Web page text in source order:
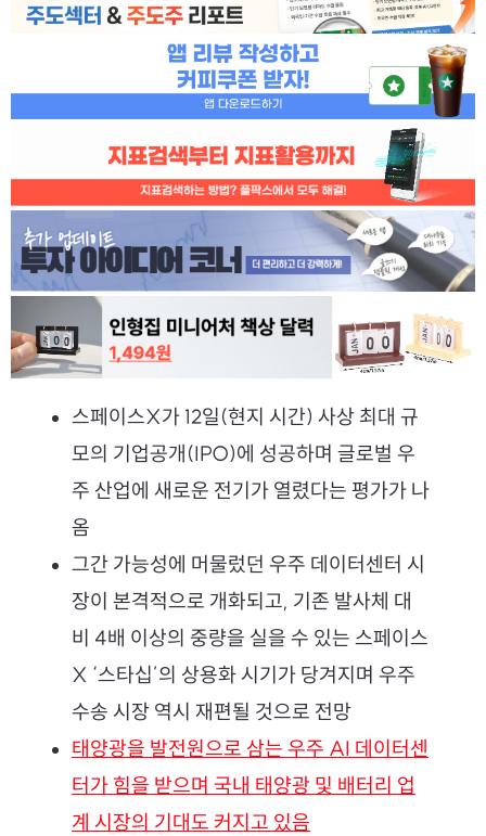
스페이스X가 12일(현지 시간) 사상 최대 규
모의 기업공개(IPO)에 성공하며 글로벌 우
주 산업에 새로운 전기가 열렸다는 평가가 나
옴
그간 가능성에 머물렀던 우주 데이터센터 시
장이 본격적으로 개화되고, 기존 발사체 대
비 4배 이상의 중량을 실을 수 있는 스페이스
X ‘스타십’의 상용화 시기가 당겨지며 우주
수송 시장 역시 재편될 것으로 전망
태양광을 발전원으로 삼는 우주 AI 데이터센
터가 힘을 받으며 국내 태양광 및 배터리 업
계 시장의 기대도 커지고 있음